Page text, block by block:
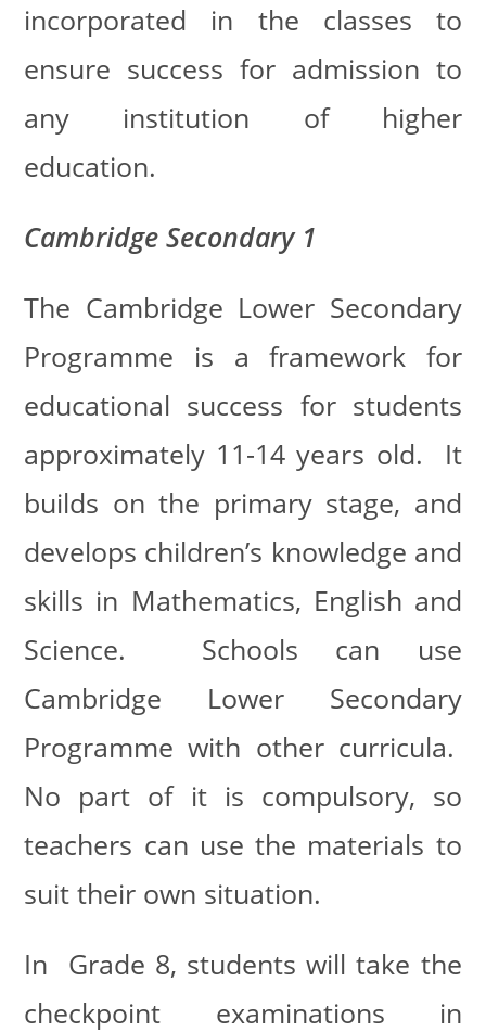
incorporated in the classes to
ensure success for admission to
any institution of higher
education.
Cambridge Secondary 1
The Cambridge Lower Secondary
Programme is a framework for
educational success for students
approximately 11-14 years old. It
builds on the primary stage, and
develops children’s knowledge and
skills in Mathematics, English and
Science. Schools can use
Cambridge Lower Secondary
Programme with other curricula.
No part of it is compulsory, so
teachers can use the materials to
suit their own situation.
In Grade 8, students will take the
checkpoint examinations in